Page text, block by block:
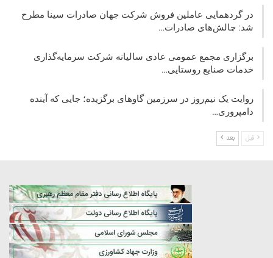
در گردهمایی عاملین فروش شرکت جهان صادرات سینا مطرح
شد: چالش‌های صادرات…
برگزاری مجمع عمومی عادی سالیانه شرکت سرمایه‌گذاری
خدمات صنایع روستایی…
روایت یک نیم‌روز در سرزمین گاوهای برگزیده؛ جایی که آینده
دامپروری…
قبل بعد